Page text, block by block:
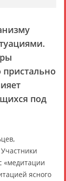
пристально
под
«медитации
ясного